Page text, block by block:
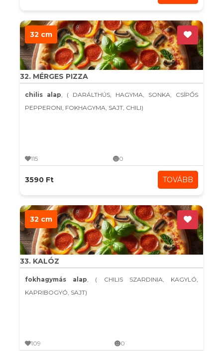
32 cm
32. MÉRGES PIZZA
chilis alap, ( DARÁLTHÚS, HAGYMA, SONKA, CSÍPŐS
PEPPERONI, FOKHAGYMA, SAJT, CHILI)
115 0
3590 Ft TOVÁBB
32 cm
33. KALÓZ
fokhagymás alap, ( CHILIS SZARDINIA, KAGYLÓ,
KAPRIBOGYÓ, SAJT)
109 0